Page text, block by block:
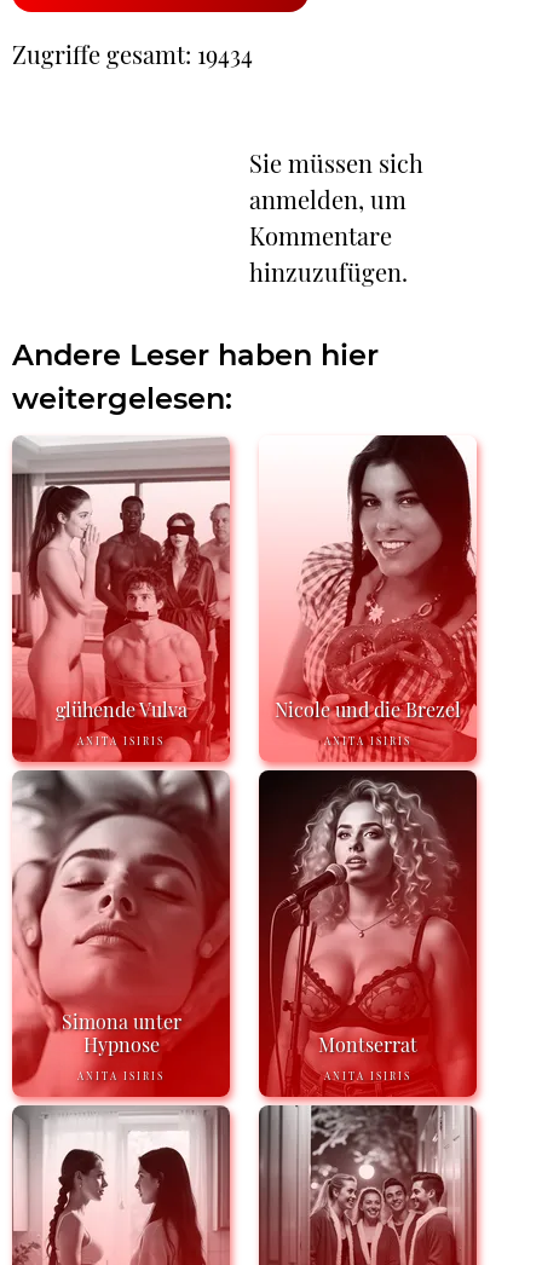
Zugriffe gesamt: 19434
Sie müssen sich
anmelden, um
Kommentare
hinzuzufügen.
Andere Leser haben hier
weitergelesen:
glühende Vulva
ANITA ISIRIS
Nicole und die Brezel
ANITA ISIRIS
Simona unter
Hypnose
ANITA ISIRIS
Montserrat
ANITA ISIRIS